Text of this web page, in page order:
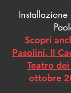
Scopri
Pasolini. Il
Teatro
ottobre